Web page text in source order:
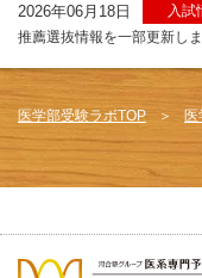
2026年06月18日
入試
推薦選抜情報を一部更新しま
医学部受験ラボTOP 医